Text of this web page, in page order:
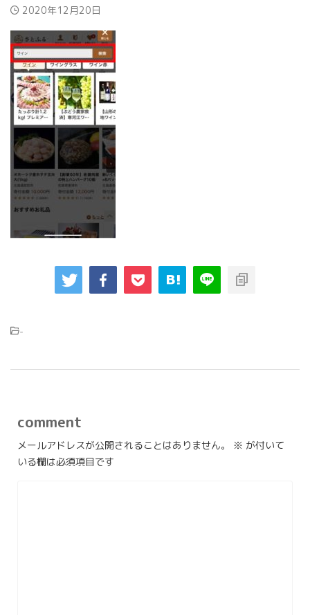
2020年12月20日
-
comment
メールアドレスが公開されることはありません。 ※ が付いて
いる欄は必須項目です